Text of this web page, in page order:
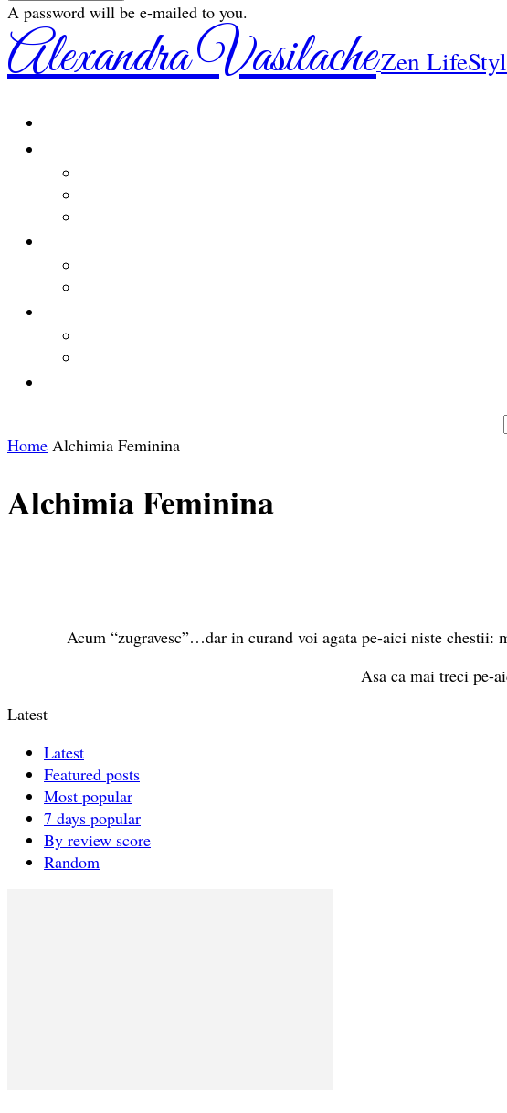
A password will be e-mailed to you.
Alexandra VasilacheZen
Home Alchimia Feminina
Alchimia Feminina
Acum “zugravesc”…dar in curand voi agata pe-aici niste
Asa ca mai treci pe-
Latest
Latest
Featured posts
Most popular
7 days popular
By review score
Random